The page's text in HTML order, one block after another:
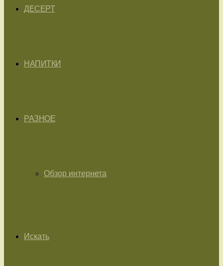
ДЕСЕРТ
НАПИТКИ
РАЗНОЕ
Обзор интернета
Искать